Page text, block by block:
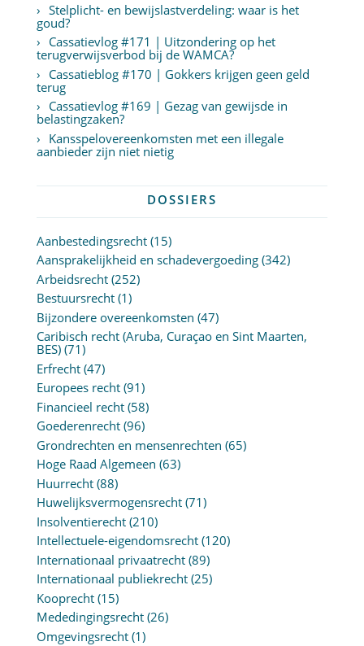
Stelplicht- en bewijslastverdeling: waar is het
goud?
Cassatievlog #171 | Uitzondering op het
terugverwijsverbod bij de WAMCA?
Cassatieblog #170 | Gokkers krijgen geen geld
terug
Cassatievlog #169 | Gezag van gewijsde in
belastingzaken?
Kansspelovereenkomsten met een illegale
aanbieder zijn niet nietig
DOSSIERS
Aanbestedingsrecht(15)
Aansprakelijkheid en schadevergoeding(342)
Arbeidsrecht(252)
Bestuursrecht(1)
Bijzondere overeenkomsten (47)
Caribisch recht (Aruba, Curaçao en Sint Maarten,
BES)(71)
Erfrecht(47)
Europees recht(91)
Financieel recht(58)
Goederenrecht(96)
Grondrechten en mensenrechten (65)
Hoge Raad Algemeen (63)
Huurrecht(88)
Huwelijksvermogensrecht(71)
Insolventierecht(210)
Intellectuele-eigendomsrecht(120)
Internationaal privaatrecht(89)
Internationaal publiekrecht(25)
Kooprecht(15)
Mededingingsrecht(26)
Omgevingsrecht(1)